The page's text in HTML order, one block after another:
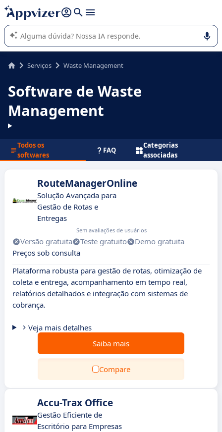
de nossa IA (várias linhas com
A IA do Appvizer o orienta no uso ou na seleção de software
SaaS para sua empresa.
Serviços Waste Management
Software de Waste
Management
Todos os
softwares
FAQ
Categorias
associadas
RouteManagerOnline
Solução Avançada para
Gestão de Rotas e
Entregas
Sem avaliações de usuários
Versão gratuita Teste gratuito
Demo gratuita
Preços sob consulta
Plataforma robusta para gestão de rotas, otimização de
coleta e entrega, acompanhamento em tempo real,
relatórios detalhados e integração com sistemas de
cobrança.
Veja mais detalhes
Saiba mais
Compare
Accu-Trax Office
Gestão Eficiente de
Escritório para Empresas